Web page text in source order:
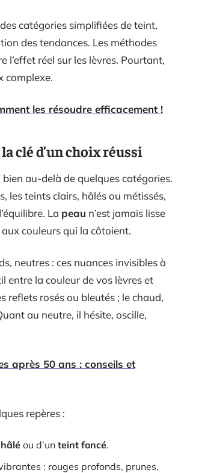
catégories simplifiées de teint,
des tendances. Les méthodes
réel sur les lèvres. Pourtant,
complexe.
les résoudre efficacement !
clé d’un choix réussi
bien au-delà de quelques catégories.
les teints clairs, hâlés ou métissés,
La peau n’est jamais lisse
couleurs qui la côtoient.
neutres : ces nuances invisibles à
entre la couleur de vos lèvres et
reflets rosés ou bleutés ; le chaud,
au neutre, il hésite, oscille,
après 50 ans : conseils et
repères :
ou d’un teint foncé.
: rouges profonds, prunes,